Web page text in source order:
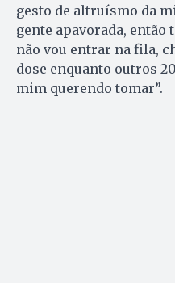
gesto de altruísmo da
gente apavorada, então
não vou entrar na fila,
dose enquanto outros
mim querendo tomar”.